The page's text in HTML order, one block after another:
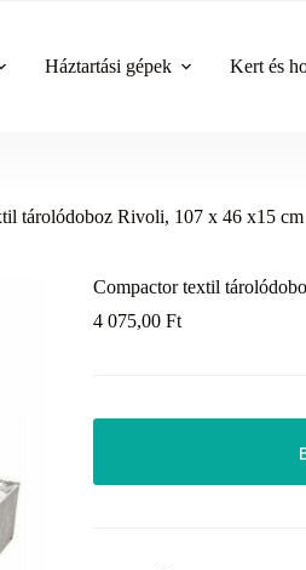
Háztartási gépek Kert és
tárolódoboz Rivoli, 107 x 46 x15 cm
Compactor textil
4 075,00Ft